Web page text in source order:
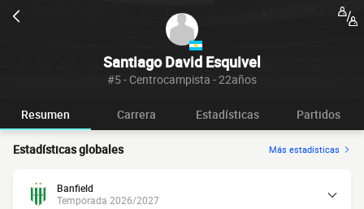
Santiago David Esquivel
#5 - Centrocampista - 22años
Resumen Carrera Estadísticas Partidos
Estadísticas globales Más estadísticas
Banfield
Temporada 2026/2027